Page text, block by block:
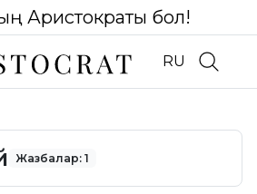
Аристократы бол!
RU
Жазбалар: 1